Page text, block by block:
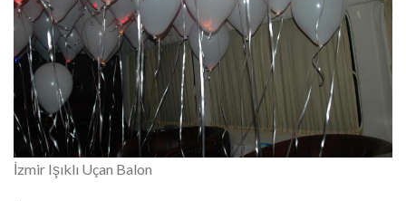
İzmir Işıklı Uçan Balon